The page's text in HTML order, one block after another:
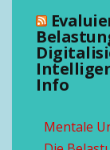
Info
Mentale